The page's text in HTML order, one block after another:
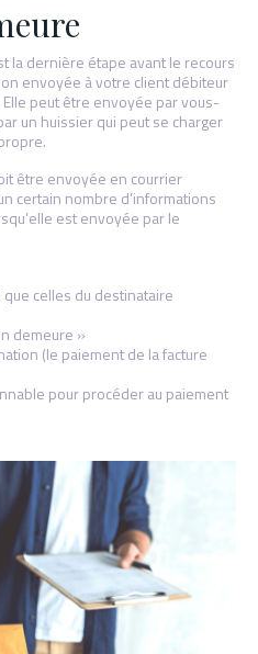
la dernière étape avant le recours
envoyée à votre client débiteur
peut être envoyée par vous-
un huissier qui peut se charger
être envoyée en courrier
certain nombre d’informations
est envoyée par le
celles du destinataire
demeure »
(le paiement de la facture
pour procéder au paiement